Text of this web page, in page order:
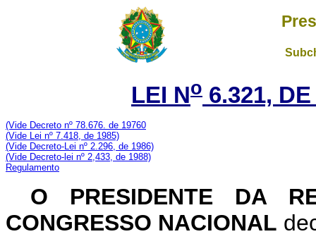
LEI No 6.321,
(Vide Decreto nº 78.676. de 19760
(Vide Lei nº 7.418, de 1985)
(Vide Decreto-Lei nº 2.296, de 1986)
(Vide Decreto-lei nº 2,433, de 1988)
Regulamento
O PRESIDENTE DA
CONGRESSO NACIONAL